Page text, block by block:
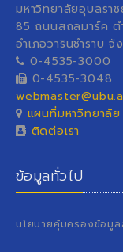
มหาวิทยาลัยอุบลราช
85 ถนนสถลมาร์ค ต
อำเภอวารินชำราบ
0-4535-3000
0-4535-3048
แผนที่มหาวิทยาลัย
ติดต่อเรา
ข้อมูลทั่วไป
นโยบายคุ้มครองข้อมู